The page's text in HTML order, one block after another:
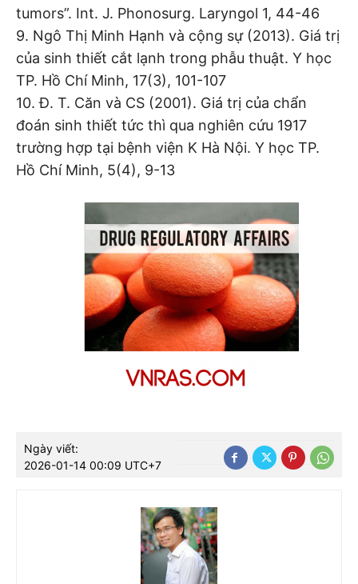
tumors”. Int. J. Phonosurg. Laryngol 1, 44-46
9. Ngô Thị Minh Hạnh và cộng sự (2013). Giá trị
của sinh thiết cắt lạnh trong phẫu thuật. Y học
TP. Hồ Chí Minh, 17(3), 101-107
10. Đ. T. Căn và CS (2001). Giá trị của chẩn
đoán sinh thiết tức thì qua nghiên cứu 1917
trường hợp tại bệnh viện K Hà Nội. Y học TP.
Hồ Chí Minh, 5(4), 9-13
Ngày viết:
2026-01-14 00:09 UTC+7